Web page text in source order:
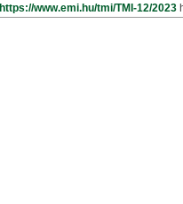
https://www.emi.hu/tmi/TMI-12/2023